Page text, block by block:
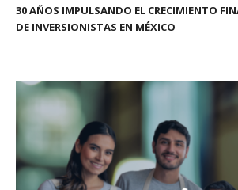
30 AÑOS IMPULSANDO EL CRECIMIENTO
DE INVERSIONISTAS EN MÉXICO